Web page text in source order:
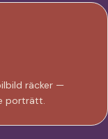
räcker —
porträtt.